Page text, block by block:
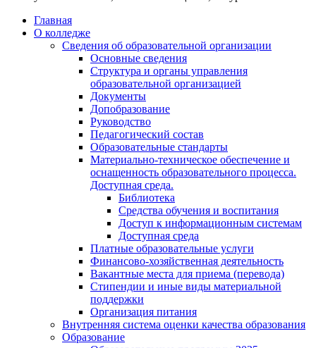
Главная
О колледже
Сведения об образовательной организации
Основные сведения
Структура и органы управления
образовательной организацией
Документы
Допобразование
Руководство
Педагогический состав
Образовательные стандарты
Материально-техническое обеспечение и
оснащенность образовательного процесса.
Доступная среда.
Библиотека
Средства обучения и воспитания
Доступ к информационным системам
Доступная среда
Платные образовательные услуги
Финансово-хозяйственная деятельность
Вакантные места для приема (перевода)
Стипендии и иные виды материальной
поддержки
Организация питания
Внутренняя система оценки качества образования
Образование